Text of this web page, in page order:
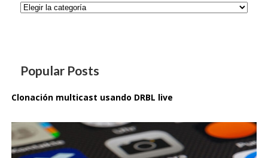
Categorías
Popular Posts
Clonación multicast usando DRBL live